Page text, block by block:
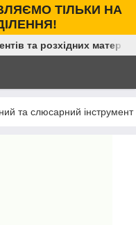
ТІЛЬКИ НА
та розхідних
та слюсарний інструмент